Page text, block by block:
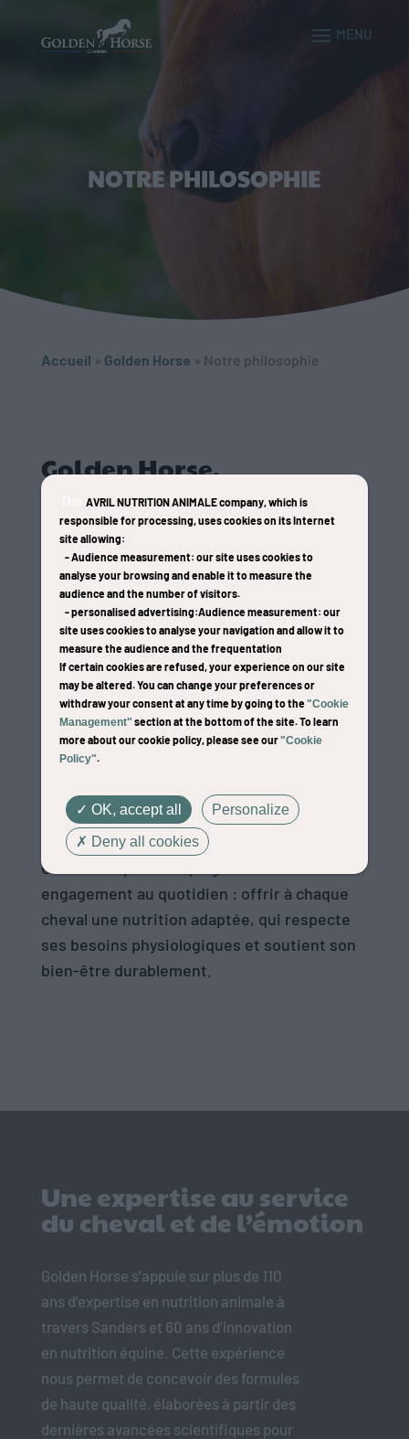
NOTRE PHILOSOPHIE
Accueil » Golden Horse » Notre philosophie
Golden Horse,
Fabricant d’émotions
Depuis plus de 60 ans, Golden Horse nourrit
bien plus que les chevaux : nous nourrissons
les émotions de celles et ceux qui partagent
leur quotidien. Cavaliers, éleveurs,
passionnés, professionnels… Tous vivent
des instants uniques avec leurs chevaux,
faits de complicité, de fierté et de partage.
accompli, chaque moment passé à leurs
côtés est une source d’émotions intenses.
C’est cette passion qui guide notre
engagement au quotidien : offrir à chaque
cheval une nutrition adaptée, qui respecte
ses besoins physiologiques et soutient son
bien-être durablement.
Une expertise au service
du cheval et de l’émotion
Golden Horse s’appuie sur plus de 110
ans d’expertise en nutrition animale à
travers Sanders et 60 ans d’innovation
en nutrition équine. Cette expérience
nous permet de concevoir des formules
de haute qualité, élaborées à partir des
dernières avancées scientifiques pour
AVRIL NUTRITION ANIMALE company, which is
responsible for processing, uses cookies on its Internet
site allowing:
-Audience measurement: our site uses cookies to
analyse your browsing and enable it to measure the
audience and the number of visitors.
-personalised advertising:Audience measurement: our
site uses cookies to analyse your navigation and allow it to
measure the audience and the frequentation
If certain cookies are refused, your experience on our site
may be altered. You can change your preferences or
withdraw your consent at any time by going to the "Cookie
Management" section at the bottom of the site. To learn
more about our cookie policy, please see our"Cookie
Policy".
OK, accept all Personalize
Deny all cookies